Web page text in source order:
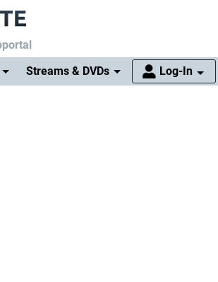
Streams & DVDs Log-In